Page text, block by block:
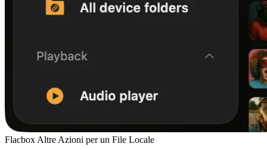
Flacbox Altre Azioni per un File Locale